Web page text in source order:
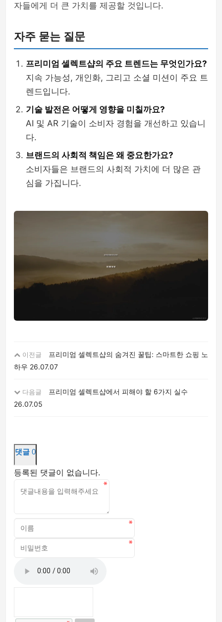
자들에게 더 큰 가치를 제공할 것입니다.
자주 묻는 질문
프리미엄 셀렉트샵의 주요 트렌드는 무엇인가요?
지속 가능성, 개인화, 그리고 소셜 미션이 주요 트
렌드입니다.
기술 발전은 어떻게 영향을 미칠까요?
AI 및 AR 기술이 소비자 경험을 개선하고 있습니
다.
브랜드의 사회적 책임은 왜 중요한가요?
소비자들은 브랜드의 사회적 가치에 더 많은 관
심을 가집니다.
이전글
프리미엄 셀렉트샵의 숨겨진 꿀팁: 스마트한 쇼핑 노
하우 26.07.07
다음글
프리미엄 셀렉트샵에서 피해야 할 6가지 실수
26.07.05
댓글 0
등록된 댓글이 없습니다.